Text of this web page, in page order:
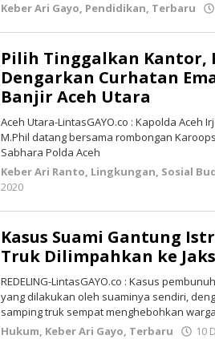
Keber Ari Gayo, Pendidikan, Terbaru
Pilih Tinggalkan Kantor,
Dengarkan Curhatan
Banjir Aceh Utara
Aceh Utara-LintasGAYO.co : Kapolda Aceh
M.Phil datang bersama rombongan
Sabhara Polda Aceh
Keber Ari Ranto, Lingkungan, Sosial
2020
Kasus Suami Gantung
Truk Dilimpahkan ke
REDELING-LintasGAYO.co : Kasus
yang dilakukan oleh suaminya sendiri,
samping truk sempat menghebohkan
Hukum, Keber Ari Gayo, Terbaru 10